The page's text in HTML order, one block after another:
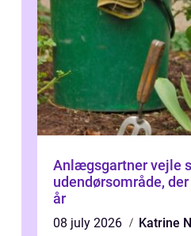
Anlægsgartner vejle sådan får du et
udendørsområde,
år
08 july 2026
Katrine